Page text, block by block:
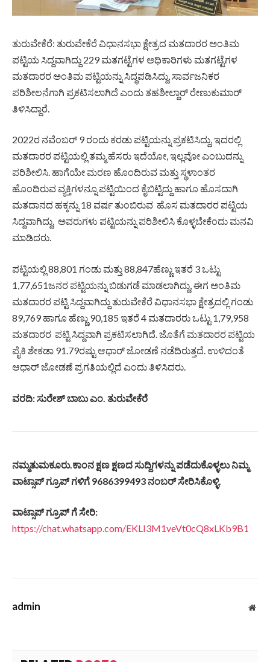
ತುರುವೇಕೆರೆ: ತುರುವೇಕೆರೆ ವಿಧಾನಸಭಾ ಕ್ಷೇತ್ರದ ಮತದಾರರ ಅಂತಿಮ
ಪಟ್ಟಿಯ ಸಿದ್ದವಾಗಿದ್ದು 229 ಮತಗಟ್ಟೆಗಳ ಅಧಿಕಾರಿಗಳು ಮತಗಟ್ಟೆಗಳ
ಮತದಾರರ ಅಂತಿಮ ಪಟ್ಟಿಯನ್ನು ಸಿದ್ಧಪಡಿಸಿದ್ದು, ಸಾರ್ವಜನಿಕರ
ಪರಿಶೀಲನೆಗಾಗಿ ಪ್ರಕಟಿಸಲಾಗಿದೆ ಎಂದು ತಹಶೀಲ್ದಾರ್ ರೇಣುಕುಮಾರ್
ತಿಳಿಸಿದ್ದಾರೆ.
2022ರ ನವೆಂಬರ್ 9 ರಂದು ಕರಡು ಪಟ್ಟಿಯನ್ನು ಪ್ರಕಟಿಸಿದ್ದು, ಇದರಲ್ಲಿ
ಮತದಾರರ ಪಟ್ಟಿಯಲ್ಲಿ ತಮ್ಮ ಹೆಸರು ಇದೆಯೋ, ಇಲ್ಲವೋ ಎಂಬುದನ್ನು
ಪರಿಶೀಲಿಸಿ. ಹಾಗೆಯೇ ಮರಣ ಹೊಂದಿರುವ ಮತ್ತು ಸ್ಥಳಾಂತರ
ಹೊಂದಿರುವ ವ್ಯಕ್ತಿಗಳನ್ನೂ ಪಟ್ಟಿಯಿಂದ ಕೈಬಿಟ್ಟಿದ್ದು ಹಾಗೂ ಹೊಸದಾಗಿ
ಮತದಾನದ ಹಕ್ಕನ್ನು 18 ವರ್ಷ ತುಂಬಿರುವ ಹೊಸ ಮತದಾರರ ಪಟ್ಟಿಯ
ಸಿದ್ದವಾಗಿದ್ದು, ಅವರುಗಳು ಪಟ್ಟಿಯನ್ನು ಪರಿಶೀಲಿಸಿ ಕೊಳ್ಳಬೇಕೆಂದು ಮನವಿ
ಮಾಡಿದರು.
ಪಟ್ಟಿಯಲ್ಲಿ 88,801 ಗಂಡು ಮತ್ತು 88,847ಹೆಣ್ಣು ಇತರೆ 3 ಒಟ್ಟು
1,77,651ಜನರ ಪಟ್ಟಿಯನ್ನು ಬಿಡುಗಡೆ ಮಾಡಲಾಗಿದ್ದು, ಈಗ ಅಂತಿಮ
ಮತದಾರರ ಪಟ್ಟಿ ಸಿದ್ದವಾಗಿದ್ದು ತುರುವೇಕೆರೆ ವಿಧಾನಸಭಾ ಕ್ಷೇತ್ರದಲ್ಲಿ ಗಂಡು
89,769 ಹಾಗೂ ಹೆಣ್ಣು 90,185 ಇತರೆ 4 ಮತದಾರರು ಒಟ್ಟು 1,79,958
ಮತದಾರರ ಪಟ್ಟಿ ಸಿದ್ದವಾಗಿ ಪ್ರಕಟಿಸಲಾಗಿದೆ. ಜೊತೆಗೆ ಮತದಾರರ ಪಟ್ಟಿಯ
ಪೈಕಿ ಶೇಕಡಾ 91.79ರಷ್ಟು ಆಧಾರ್ ಜೋಡಣೆ ನಡೆದಿರುತ್ತದೆ. ಉಳಿದಂತೆ
ಆಧಾರ್ ಜೋಡಣೆ ಪ್ರಗತಿಯಲ್ಲಿದೆ ಎಂದು ತಿಳಿಸಿದರು.
ವರದಿ: ಸುರೇಶ್ ಬಾಬು ಎಂ. ತುರುವೇಕೆರೆ
ನಮ್ಮತುಮಕೂರು. ಕಾಂನ ಕ್ಷಣ ಕ್ಷಣದ ಸುದ್ದಿಗಳನ್ನು ಪಡೆದುಕೊಳ್ಳಲುನಿಮ್ಮ
ವಾಟ್ಸಾಪ್ ಗ್ರೂಪ್ ಗಳಿಗೆ 9686399493 ನಂಬರ್ ಸೇರಿಸಿಕೊಳ್ಳಿ.
ವಾಟ್ಸಾಪ್ ಗ್ರೂಪ್ ಗೆಸೇರಿ:
https://chat.whatsapp.com/EKLI3M1veVt0cQ8xLKb9B1
admin